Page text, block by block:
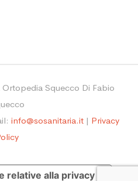
Squecco Di Fabio
info@sosanitaria.it | Privacy
relative alla privacy